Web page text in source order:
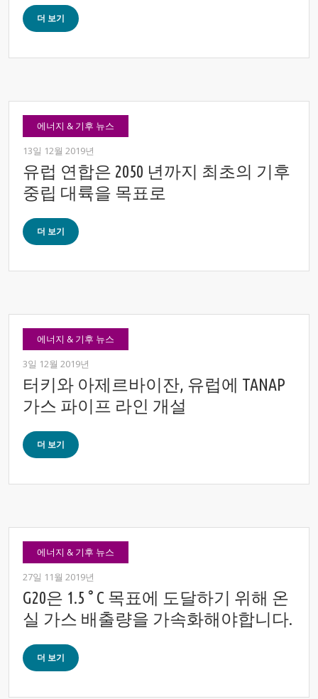
더 보기
에너지 & 기후 뉴스
13일 12월 2019년
유럽 ​​연합은 2050 년까지 최초의 기후
중립 대륙을 목표로
더 보기
에너지 & 기후 뉴스
3일 12월 2019년
터키와 아제르바이잔, 유럽에 TANAP
가스 파이프 라인 개설
더 보기
에너지 & 기후 뉴스
27일 11월 2019년
G20은 1.5 ° C 목표에 도달하기 위해 온
실 가스 배출량을 가속화해야합니다.
더 보기